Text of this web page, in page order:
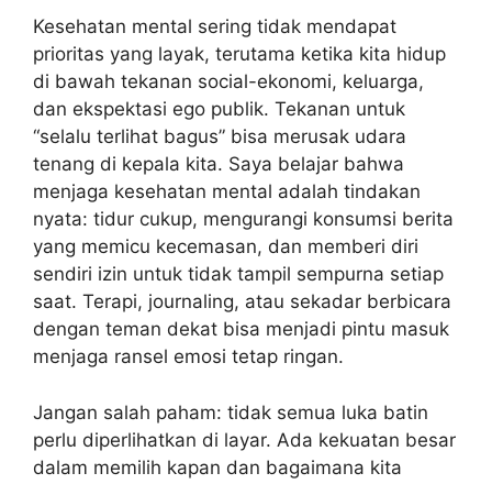
Kesehatan mental sering tidak mendapat
prioritas yang layak, terutama ketika kita hidup
di bawah tekanan social-ekonomi, keluarga,
dan ekspektasi ego publik. Tekanan untuk
“selalu terlihat bagus” bisa merusak udara
tenang di kepala kita. Saya belajar bahwa
menjaga kesehatan mental adalah tindakan
nyata: tidur cukup, mengurangi konsumsi berita
yang memicu kecemasan, dan memberi diri
sendiri izin untuk tidak tampil sempurna setiap
saat. Terapi, journaling, atau sekadar berbicara
dengan teman dekat bisa menjadi pintu masuk
menjaga ransel emosi tetap ringan.
Jangan salah paham: tidak semua luka batin
perlu diperlihatkan di layar. Ada kekuatan besar
dalam memilih kapan dan bagaimana kita